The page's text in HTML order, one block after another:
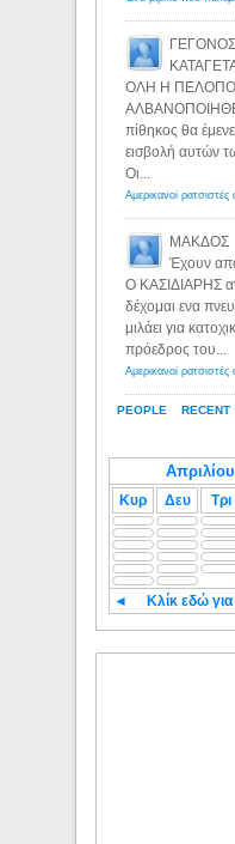
PEOPLE RECENT
ΓΕΓΟΝΟΣ
ΟΛΗ Η
πίθηκος θα
εισβολή αυτών
Οι...
ΜΑΚΔΟΣ
Έχουν
Ο ΚΑΣΙΔΙΑΡΗΣ αν
δέχομαι ενα
μιλάει για
πρόεδρος του...
Κυρ Δευ Τρι
◄ Κλίκ εδώ